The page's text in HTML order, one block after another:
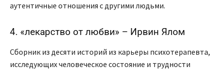
аутентичные отношения с другими людьми.
4. «лекарство от любви» – Ирвин Ялом
Сборник из десяти историй из карьеры психотерапевта,
исследующих человеческое состояние и трудности